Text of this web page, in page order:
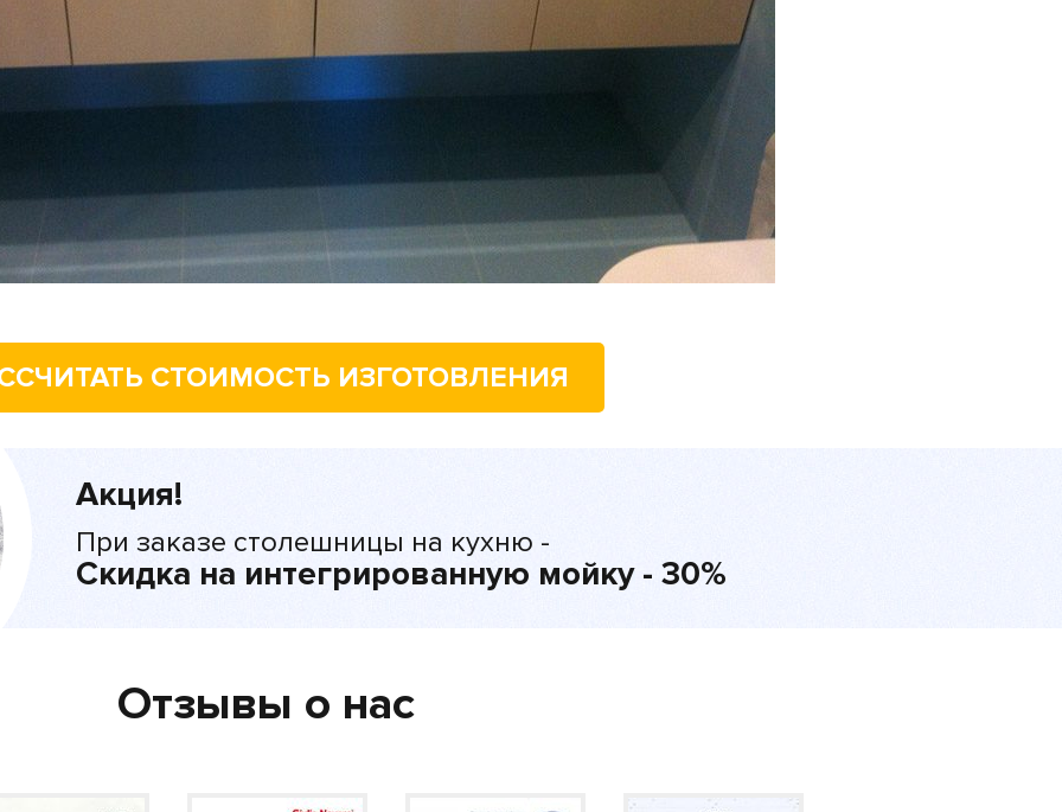
СТОИМОСТЬ ИЗГОТОВЛЕНИЯ
Акция!
При заказе столешницы на кухню -
Скидка на интегрированную мойку - 30%
Отзывы о нас